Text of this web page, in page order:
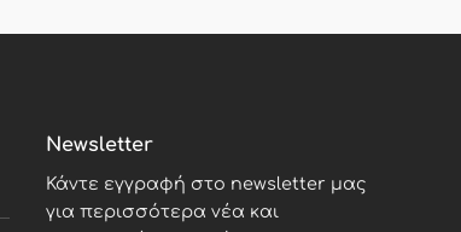
Newsletter
Κάντε εγγραφή στο newsletter μας
για περισσότερα νέα και